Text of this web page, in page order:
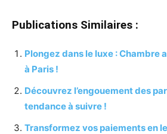
Publications Similaires :
Plongez dans le luxe : Chambre
à Paris !
Découvrez l’engouement des
tendance à suivre !
Transformez vos paiements en